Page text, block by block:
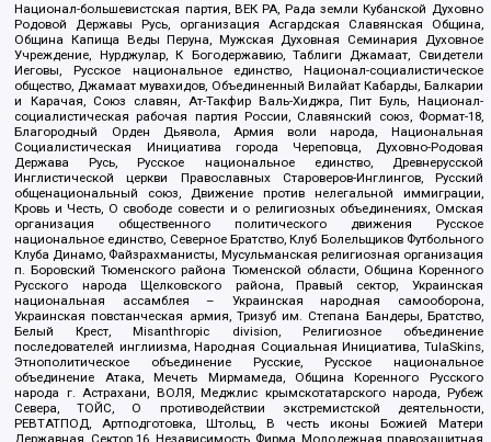
Национал-большевистская партия, ВЕК РА, Рада земли Кубанской Духовно
Родовой Державы Русь, организация Асгардская Славянская Община,
Община Капища Веды Перуна, Мужская Духовная Семинария Духовное
Учреждение, Нурджулар, К Богодержавию, Таблиги Джамаат, Свидетели
Иеговы, Русское национальное единство, Национал-социалистическое
общество, Джамаат мувахидов, Объединенный Вилайат Кабарды, Балкарии
и Карачая, Союз славян, Ат-Такфир Валь-Хиджра, Пит Буль, Национал-
социалистическая рабочая партия России, Славянский союз, Формат-18,
Благородный Орден Дьявола, Армия воли народа, Национальная
Социалистическая Инициатива города Череповца, Духовно-Родовая
Держава Русь, Русское национальное единство, Древнерусской
Инглистической церкви Православных Староверов-Инглингов, Русский
общенациональный союз, Движение против нелегальной иммиграции,
Кровь и Честь, О свободе совести и о религиозных объединениях, Омская
организация общественного политического движения Русское
национальное единство, Северное Братство, Клуб Болельщиков Футбольного
Клуба Динамо, Файзрахманисты, Мусульманская религиозная организация
п. Боровский Тюменского района Тюменской области, Община Коренного
Русского народа Щелковского района, Правый сектор, Украинская
национальная ассамблея – Украинская народная самооборона,
Украинская повстанческая армия, Тризуб им. Степана Бандеры, Братство,
Белый Крест, Misanthropic division, Религиозное объединение
последователей инглиизма, Народная Социальная Инициатива, TulaSkins,
Этнополитическое объединение Русские, Русское национальное
объединение Атака, Мечеть Мирмамеда, Община Коренного Русского
народа г. Астрахани, ВОЛЯ, Меджлис крымскотатарского народа, Рубеж
Севера, ТОЙС, О противодействии экстремистской деятельности,
РЕВТАТПОД, Артподготовка, Штольц, В честь иконы Божией Матери